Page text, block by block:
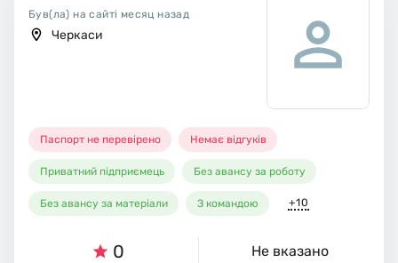
Був(ла) на сайті месяц назад
Черкаси
Паспорт не перевірено Немає відгуків
Приватний підприємець Без авансу за роботу
Без авансу за матеріали З командою +10
0 Не вказано